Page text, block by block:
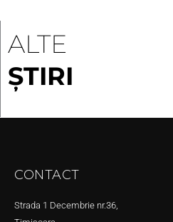
ALTE
ȘTIRI
CONTACT
Strada 1 Decembrie nr.36,